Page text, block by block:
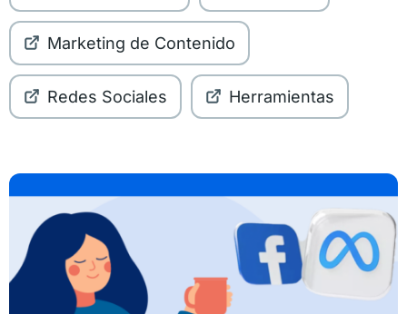
Marketing de Contenido
Redes Sociales Herramientas